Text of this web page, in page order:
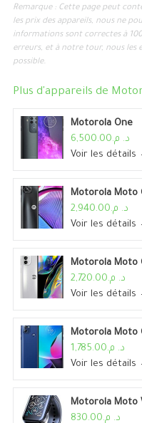
Remarque : Cette page peut
les prix des appareils, nous ne
informations sont correctes à
erreurs, et à notre tour, nous les
possible.
Plus d'appareils de
Motorola One
د. م.6,500.00
Voir les détails
Motorola Moto
د. م.2,940.00
Voir les détails
Motorola Moto
د. م.2,720.00
Voir les détails
Motorola Moto
د. م.1,785.00
Voir les détails
Motorola Moto
د. م.830.00